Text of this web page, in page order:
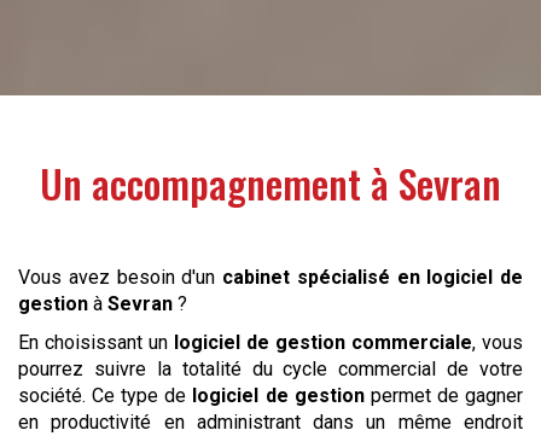
Un accompagnement à Sevran
Vous avez besoin d'un cabinet spécialisé en logiciel de
gestion à Sevran ?
En choisissant un logiciel de gestion commerciale, vous
pourrez suivre la totalité du cycle commercial de votre
société. Ce type de logiciel de gestionpermet de gagner
en productivité en administrant dans un même endroit